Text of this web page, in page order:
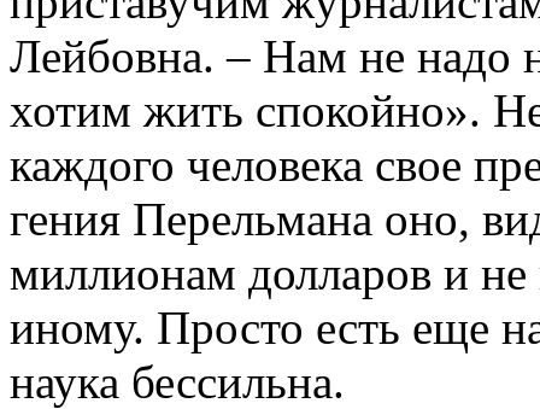
Лейбовна. – Нам не надо
хотим жить спокойно».
каждого человека свое
гения Перельмана оно,
миллионам долларов и
иному. Просто есть еще
наука бессильна.